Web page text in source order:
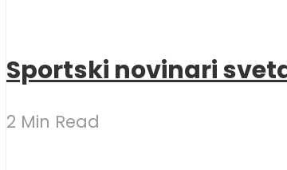
Sportski novinari
2 Min Read